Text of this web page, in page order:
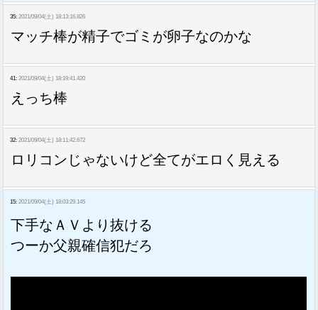
35: 2021/09/04(土) 18:13:16.826
マッチ棒が精子でゴミが卵子なのかな
41: 2021/09/04(土) 18:19:41.420
えっち棒
32: 2021/09/04(土) 18:11:42.672
ロリコンじゃないけど全てがエロく見える
15: 2021/09/04(土) 18:03:29.145
下手なＡＶより抜ける
つーか父親確信犯だろ